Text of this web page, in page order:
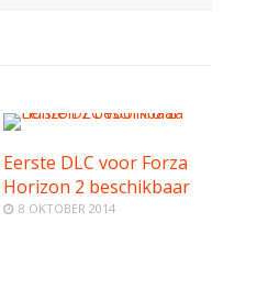
Eerste DLC voor Forza
Horizon 2 beschikbaar
8 OKTOBER 2014